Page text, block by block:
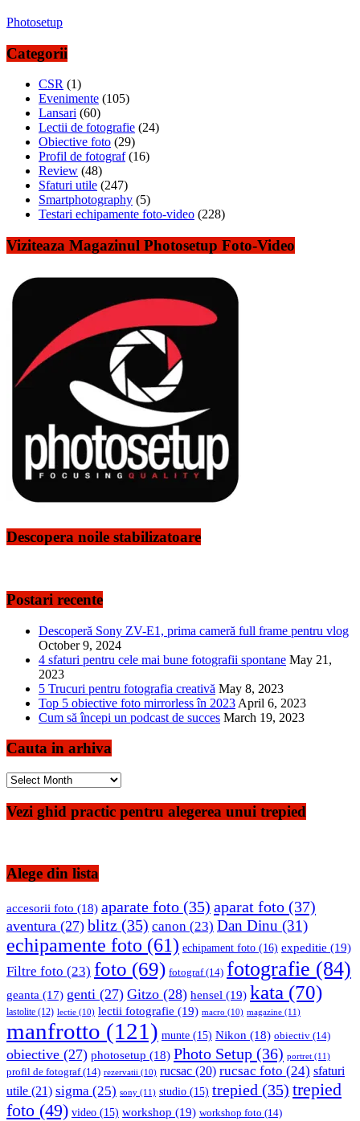
Photosetup
Categorii
CSR (1)
Evenimente (105)
Lansari (60)
Lectii de fotografie (24)
Obiective foto (29)
Profil de fotograf(16)
Review (48)
Sfaturi utile (247)
Smartphotography (5)
Testari echipamente foto-video (228)
Viziteaza Magazinul Photosetup Foto-Video
Descopera noile stabilizatoare
Postari recente
Descoperă Sony ZV-E1, prima cameră full frame pentru vlog
October 9, 2024
4 sfaturi pentru cele mai bune fotografii spontane May 21,
2023
5 Trucuri pentru fotografia creativă May 8, 2023
Top 5 obiective foto mirrorless în 2023 April 6, 2023
Cum să începi un podcast de succes March 19, 2023
Cauta in arhiva
Cauta
arhiva
Vezi ghid practic pentru alegerea unui trepied
Alege din lista
accesorii foto (18) aparate foto (35) aparat foto (37)
aventura (27) blitz (35) canon (23) Dan Dinu (31)
echipamente foto (61) echipament foto (16) expeditie (19)
Filtre foto (23) foto (69) fotograf(14) fotografie (84)
geanta (17) genti (27) Gitzo (28) hensel (19) kata (70)
lastolite (12) lectie (10) lectii fotografie (19) macro (10) magazine (11)
manfrotto (121) munte (15) Nikon (18) obiectiv (14)
obiective (27) photosetup (18) Photo Setup (36) portret (11)
profil de fotograf(14) rezervatii (10) rucsac (20) rucsac foto (24) sfaturi
utile (21) sigma (25) sony (11) studio (15) trepied (35) trepied
foto (49) video (15) workshop (19) workshop foto (14)